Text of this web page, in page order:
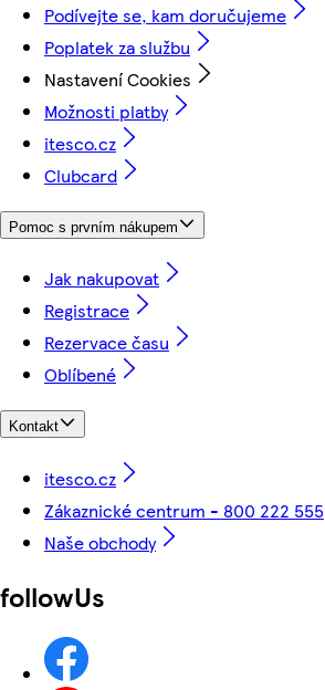
Podívejte se, kam doručujeme
Poplatek za službu
Nastavení Cookies
Možnosti platby
itesco.cz
Clubcard
Pomoc s prvním nákupem
Jak nakupovat
Registrace
Rezervace času
Oblíbené
Kontakt
itesco.cz
Zákaznické centrum - 800 222 555
Naše obchody
followUs